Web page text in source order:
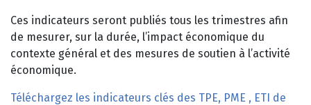
Ces indicateurs seront publiés tous les trimestres afin
de mesurer, sur la durée, l’impact économique du
contexte général et des mesures de soutien à l’activité
économique.
Téléchargez les indicateurs clés des TPE, PME , ETI de